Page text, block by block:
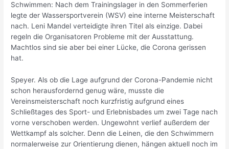
Schwimmen: Nach dem Trainingslager in den Sommerferien
legte der Wassersportverein (WSV) eine interne Meisterschaft
nach. Leni Mandel verteidigte ihren Titel als einzige. Dabei
regeln die Organisatoren Probleme mit der Ausstattung.
Machtlos sind sie aber bei einer Lücke, die Corona gerissen
hat.
Speyer. Als ob die Lage aufgrund der Corona-Pandemie nicht
schon herausfordernd genug wäre, musste die
Vereinsmeisterschaft noch kurzfristig aufgrund eines
Schließtages des Sport- und Erlebnisbades um zwei Tage nach
vorne verschoben werden. Ungewohnt verlief außerdem der
Wettkampf als solcher. Denn die Leinen, die den Schwimmern
normalerweise zur Orientierung dienen, hängen aktuell noch im